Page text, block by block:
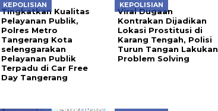
KEPOLISIAN
Tingkatkan Kualitas
Pelayanan Publik,
Polres Metro
Tangerang Kota
selenggarakan
Pelayanan Publik
Terpadu di Car Free
Day Tangerang
KEPOLISIAN
Viral Dugaan
Kontrakan Dijadikan
Lokasi Prostitusi di
Karang Tengah, Polisi
Turun Tangan Lakukan
Problem Solving